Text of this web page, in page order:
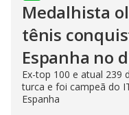
Medalhista
tênis
Espanha no
Ex-top 100 e atual 239
turca e foi campeã do
Espanha